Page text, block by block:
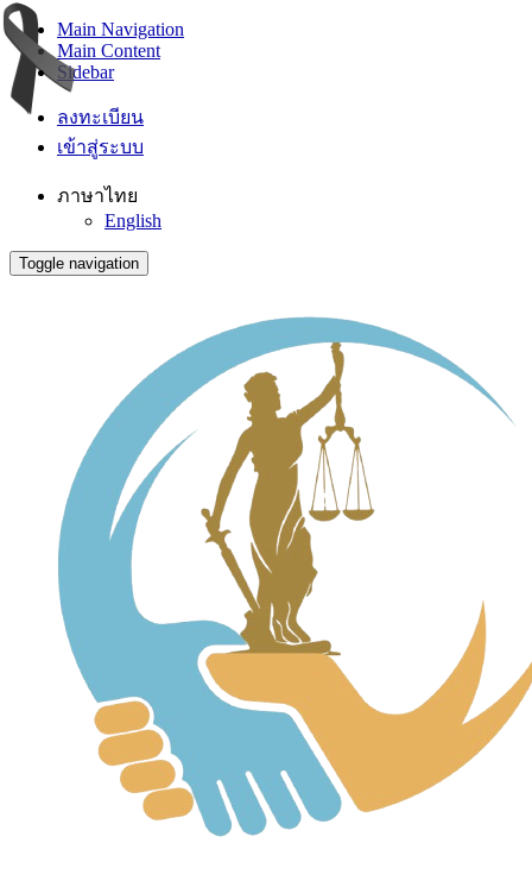
Main Navigation
Main Content
Sidebar
ลงทะเบียน
เข้าสู่ระบบ
ภาษาไทย
English
Toggle navigation